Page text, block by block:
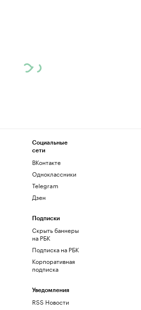
Социальные
сети
ВКонтакте
Одноклассники
Telegram
Дзен
Подписки
Скрыть баннеры
на РБК
Подписка на РБК
Корпоративная
подписка
Уведомления
RSS Новости